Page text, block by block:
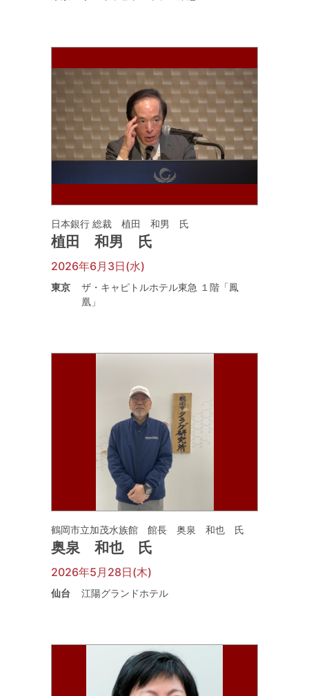
日本銀行 総裁 植田 和男 氏
植田 和男 氏
2026年6月3日(水)
東京
ザ・キャピトルホテル東急 １階「鳳
凰」
鶴岡市立加茂水族館 館長 奥泉 和也 氏
奥泉 和也 氏
2026年5月28日(木)
仙台 江陽グランドホテル